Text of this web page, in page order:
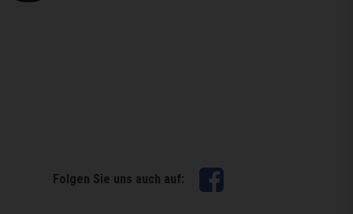
Folgen Sie uns auch auf: